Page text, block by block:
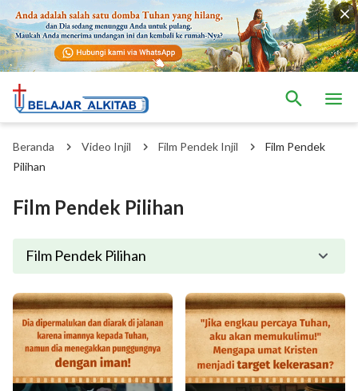
Beranda Video Injil Film Pendek Injil
Film Pendek
Pilihan
Film Pendek Pilihan
Film Pendek Pilihan